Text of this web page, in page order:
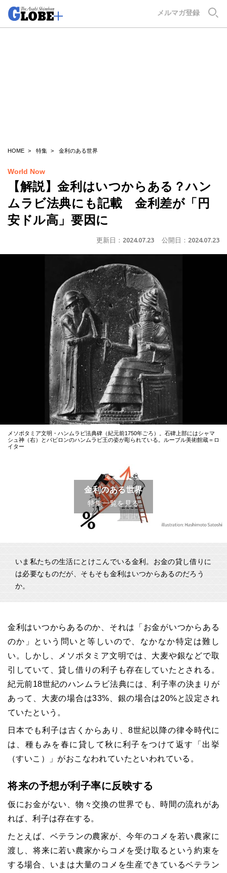
メルマガ登録
HOME 特集 金利のある世界
World Now
【解説】金利はいつからある？ハン
ムラビ法典にも記載 金利差が「円
安ドル高」要因に
更新日： 2024.07.23 公開日： 2024.07.23
メソポタミア文明・ハンムラビ法典碑（紀元前1750年ごろ）。石碑上部にはシャマ
シュ神（右）とバビロンのハンムラビ王の姿が彫られている。ルーブル美術館蔵＝ロ
イター
金利のある世界
特集一覧を見る
いま私たちの生活にとけこんでいる金利。お金の貸し借りに
は必要なものだが、そもそも金利はいつからあるのだろう
か。
金利はいつからあるのか、それは「お金がいつからある
のか」という問いと等しいので、なかなか特定は難し
い。しかし、メソポタミア文明では、大麦や銀などで取
引していて、貸し借りの利子も存在していたとされる。
紀元前18世紀のハンムラビ法典には、利子率の決まりが
あって、大麦の場合は33%、銀の場合は20%と設定され
ていたという。
日本でも利子は古くからあり、8世紀以降の律令時代に
は、種もみを春に貸して秋に利子をつけて返す「出挙
（すいこ）」がおこなわれていたといわれている。
将来の予想が利子率に反映する
仮にお金がない、物々交換の世界でも、時間の流れがあ
れば、利子は存在する。
たとえば、ベテランの農家が、今年のコメを若い農家に
渡し、将来に若い農家からコメを受け取るという約束を
する場合、いまは大量のコメを生産できているベテラン